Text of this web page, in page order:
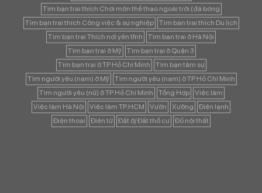
Tìm bạn trai thích Chơi môn thể thao ngoài trời (đá bóng
Tìm bạn trai thích Công việc & sự nghiệp
Tìm bạn trai thích Du lịch
Tìm bạn trai Thích nơi yên tĩnh
Tìm bạn trai ở Hà Nội
Tìm bạn trai ở Mỹ
Tìm bạn trai ở Quận 3
Tìm bạn trai ở TP Hồ Chí Minh
Tìm bạn tâm sự
Tìm người yêu (nam) ở Mỹ
Tìm người yêu (nam) ở TP Hồ Chí Minh
Tìm người yêu (nữ) ở TP Hồ Chí Minh
Tổng Hợp
Việc làm
Việc làm Hà Nội
Việc làm TP.HCM Vườn Xưởng
Điện lạnh
Điện thoại
Điện tử Đất ở/ Đất thổ cư Đồ nội thất